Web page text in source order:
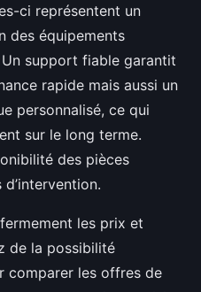
ci représentent un
des équipements
support fiable garantit
rapide mais aussi un
personnalisé, ce qui
sur le long terme.
des pièces
les prix et
de la possibilité
comparer les offres de